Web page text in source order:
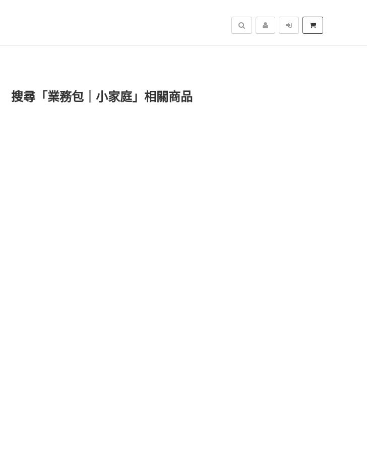
搜尋
搜尋「業務包｜小家庭」相關商品